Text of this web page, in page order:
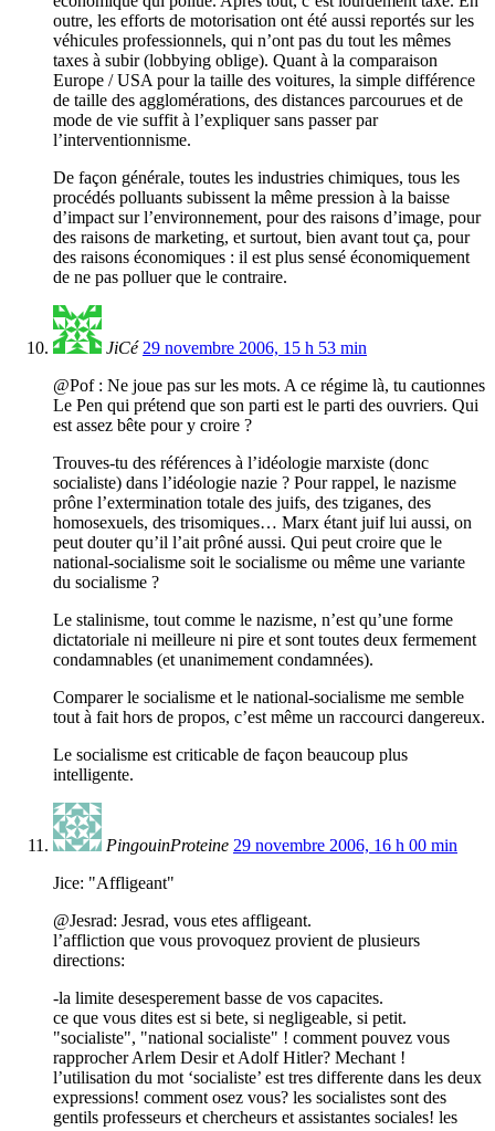
outre, les efforts de motorisation ont été aussi reportés sur les
véhicules professionnels, qui n’ont pas du tout les mêmes
taxes à subir (lobbying oblige). Quant à la comparaison
Europe / USA pour la taille des voitures, la simple différence
de taille des agglomérations, des distances parcourues et de
mode de vie suffit à l’expliquer sans passer par
l’interventionnisme.
De façon générale, toutes les industries chimiques, tous les
procédés polluants subissent la même pression à la baisse
d’impact sur l’environnement, pour des raisons d’image, pour
des raisons de marketing, et surtout, bien avant tout ça, pour
des raisons économiques : il est plus sensé économiquement
de ne pas polluer que le contraire.
JiCé 29 novembre 2006, 15 h 53 min
@Pof : Ne joue pas sur les mots. A ce régime là, tu cautionnes
Le Pen qui prétend que son parti est le parti des ouvriers. Qui
est assez bête pour y croire ?
Trouves-tu des références à l’idéologie marxiste (donc
socialiste) dans l’idéologie nazie ? Pour rappel, le nazisme
prône l’extermination totale des juifs, des tziganes, des
homosexuels, des trisomiques… Marx étant juif lui aussi, on
peut douter qu’il l’ait prôné aussi. Qui peut croire que le
national-socialisme soit le socialisme ou même une variante
du socialisme ?
Le stalinisme, tout comme le nazisme, n’est qu’une forme
dictatoriale ni meilleure ni pire et sont toutes deux fermement
condamnables (et unanimement condamnées).
Comparer le socialisme et le national-socialisme me semble
tout à fait hors de propos, c’est même un raccourci dangereux.
Le socialisme est criticable de façon beaucoup plus
intelligente.
PingouinProteine 29 novembre 2006, 16 h 00 min
Jice: "Affligeant"
@Jesrad: Jesrad, vous etes affligeant.
l’affliction que vous provoquez provient de plusieurs
directions:
-la limite desesperement basse de vos capacites.
ce que vous dites est si bete, si negligeable, si petit.
"socialiste", "national socialiste" ! comment pouvez vous
rapprocher Arlem Desir et Adolf Hitler? Mechant !
l’utilisation du mot ‘socialiste’ est tres differente dans les deux
expressions! comment osez vous? les socialistes sont des
gentils professeurs et chercheurs et assistantes sociales! les